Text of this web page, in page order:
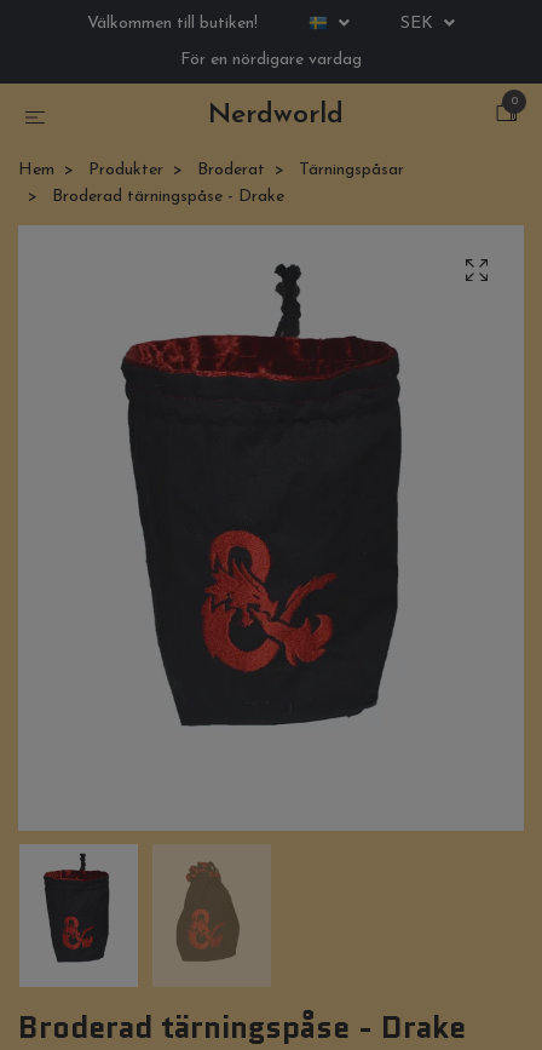
Välkommen till butiken!
SEK
För en nördigare vardag
Nerdworld
0
Hem Produkter Broderat
Tärningspåsar
Broderad tärningspåse - Drake
Broderad tärningspåse - Drake